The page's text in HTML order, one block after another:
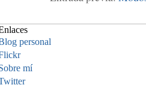
personal
mí